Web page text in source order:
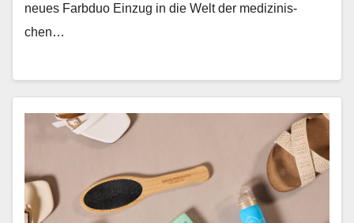
neues Farb­duo Einzug in die Welt der medi­zinis­
chen…